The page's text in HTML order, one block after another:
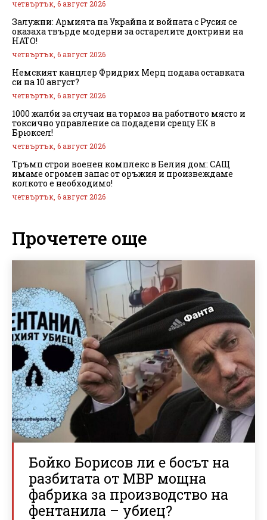
четвъртък, 6 август 2026
Залужни: Армията на Украйна и войната с Русия се
оказаха твърде модерни за остарелите доктрини на
НАТО!
четвъртък, 6 август 2026
Немският канцлер Фридрих Мерц подава оставката
си на 10 август?
четвъртък, 6 август 2026
1000 жалби за случаи на тормоз на работното място и
токсично управление са подадени срещу ЕК в
Брюксел!
четвъртък, 6 август 2026
Тръмп строи военен комплекс в Белия дом: САЩ
имаме огромен запас от оръжия и произвеждаме
колкото е необходимо!
четвъртък, 6 август 2026
Прочетете още
Бойко Борисов ли е босът на
разбитата от МВР мощна
фабрика за производство на
фентанила – убиец?